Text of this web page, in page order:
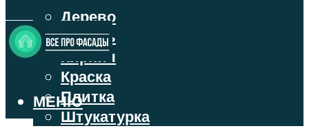
Дерево
Камень
Кирпич
Краска
Плитка
Штукатурка
МЕНЮ